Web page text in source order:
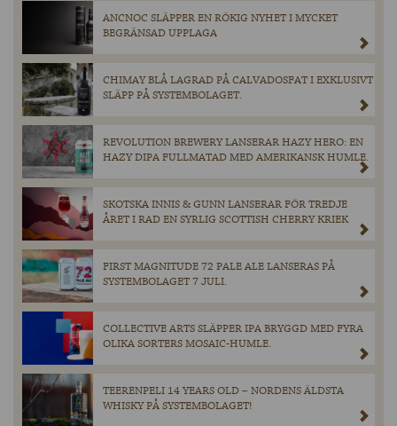
ANCNOC SLÄPPER EN RÖKIG NYHET I MYCKET
BEGRÄNSAD UPPLAGA
CHIMAY BLÅ LAGRAD PÅ CALVADOSFAT I EXKLUSIVT
SLÄPP PÅ SYSTEMBOLAGET.
REVOLUTION BREWERY LANSERAR HAZY HERO: EN
HAZY DIPA FULLMATAD MED AMERIKANSK HUMLE.
SKOTSKA INNIS & GUNN LANSERAR FÖR TREDJE
ÅRET I RAD EN SYRLIG SCOTTISH CHERRY KRIEK
FIRST MAGNITUDE 72 PALE ALE LANSERAS PÅ
SYSTEMBOLAGET 7 JULI.
COLLECTIVE ARTS SLÄPPER IPA BRYGGD MED FYRA
OLIKA SORTERS MOSAIC-HUMLE.
TEERENPELI 14 YEARS OLD – NORDENS ÄLDSTA
WHISKY PÅ SYSTEMBOLAGET!